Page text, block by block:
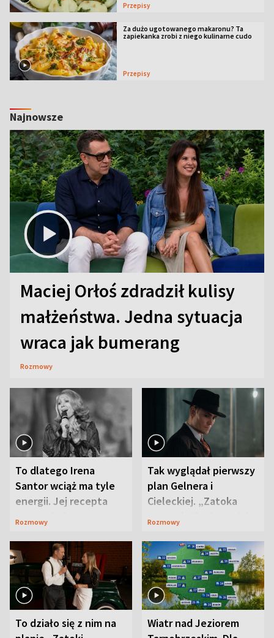
Przepisy
Za dużo ugotowanego makaronu? Ta
zapiekanka zrobi z niego kulinarne cudo
Przepisy
Najnowsze
Maciej Orłoś zdradził kulisy
małżeństwa. Jedna sytuacja
wraca jak bumerang
Rozmowy
To dlatego Irena
Santor wciąż ma tyle
energii. Jej recepta
jest zaskakująco
Rozmowy
Tak wyglądał pierwszy
plan Gelnera i
Cieleckiej. „Zatoka
szpiegów” od razu ich
Rozmowy
To działo się z nim na
Wiatr nad Jeziorem